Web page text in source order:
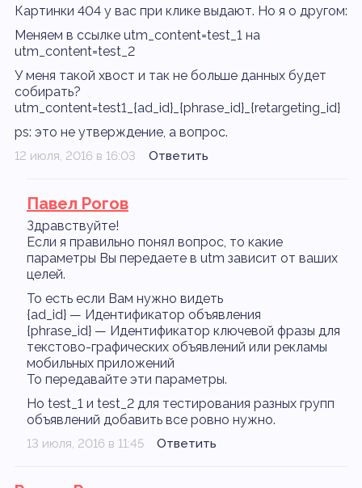
Картинки 404 у вас при клике выдают. Но я о другом:
Меняем в ссылке utm_content=test_1 на
utm_content=test_2
У меня такой хвост и так не больше данных будет
собирать?
utm_content=test1_{ad_id}_{phrase_id}_{retargeting_id}
ps: это не утверждение, а вопрос.
12 июля, 2016 в 16:03 Ответить
Павел Рогов
Здравствуйте!
Если я правильно понял вопрос, то какие
параметры Вы передаете в utm зависит от ваших
целей.
То есть если Вам нужно видеть
{ad_id} — Идентификатор объявления
{phrase_id} — Идентификатор ключевой фразы для
текстово-графических объявлений или рекламы
мобильных приложений
То передавайте эти параметры.
Но test_1 и test_2 для тестирования разных групп
объявлений добавить все ровно нужно.
13 июля, 2016 в 11:45 Ответить